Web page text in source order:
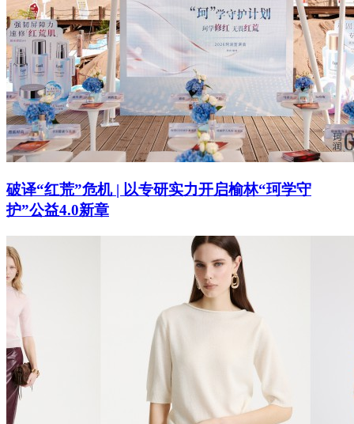
破译“红荒”危机 | 以专研实力开启榆林“珂学守
护”公益4.0新章